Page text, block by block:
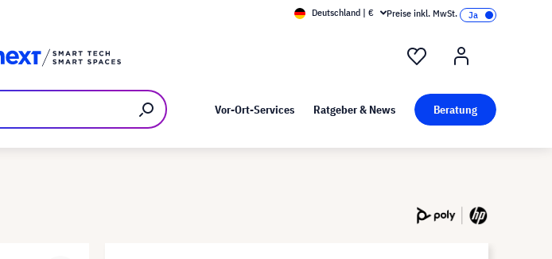
Kunst bei visunext
Deutschland | € Preise inkl. MwSt.
Vor-Ort-Services Ratgeber & News Beratung